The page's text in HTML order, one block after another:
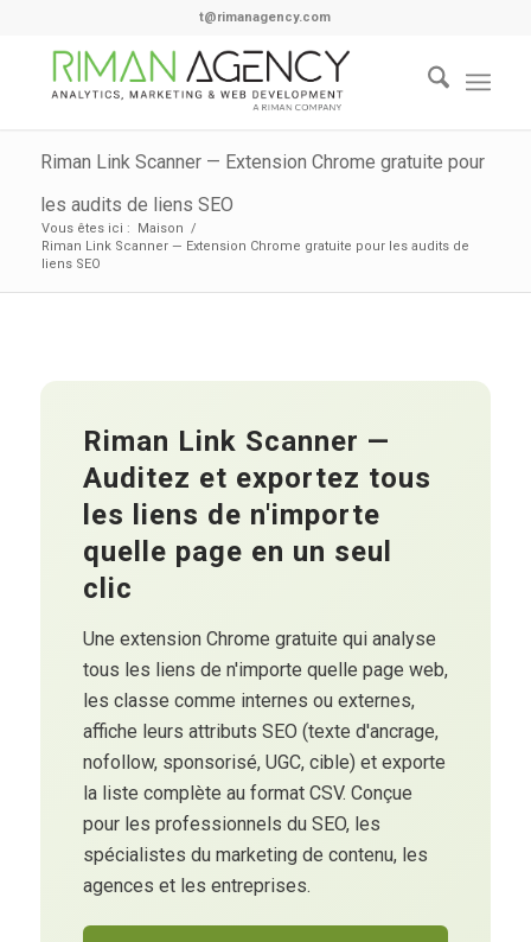
t@rimanagency.com
Riman Link Scanner — Extension Chrome gratuite pour
les audits de liens SEO
Vous êtes ici : Maison /
Riman Link Scanner — Extension Chrome gratuite pour les audits de
liens SEO
Riman Link Scanner —
Auditez et exportez tous
les liens de n'importe
quelle page en un seul
clic
Une extension Chrome gratuite qui analyse
tous les liens de n'importe quelle page web,
les classe comme internes ou externes,
affiche leurs attributs SEO (texte d'ancrage,
nofollow, sponsorisé, UGC, cible) et exporte
la liste complète au format CSV. Conçue
pour les professionnels du SEO, les
spécialistes du marketing de contenu, les
agences et les entreprises.